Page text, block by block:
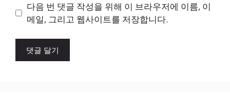
트
다음 번 댓글 작성을 위해 이 브라우저에 이름, 이
메일, 그리고 웹사이트를 저장합니다.